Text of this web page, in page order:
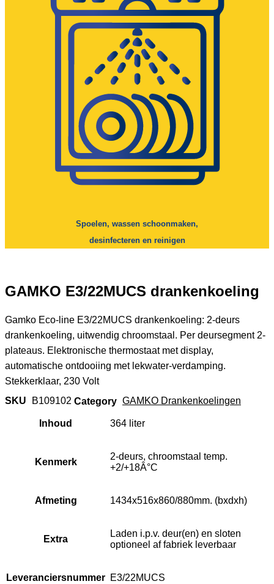
Spoelen, wassen schoonmaken,
desinfecteren en reinigen
GAMKO E3/22MUCS drankenkoeling
Gamko Eco-line E3/22MUCS drankenkoeling: 2-deurs
drankenkoeling, uitwendig chroomstaal. Per deursegment 2-
plateaus. Elektronische thermostaat met display,
automatische ontdooiing met lekwater-verdamping.
Stekkerklaar, 230 Volt
SKU
B109102 Category GAMKO Drankenkoelingen
Inhoud 364 liter
Kenmerk
2-deurs, chroomstaal temp.
+2/+18Â°C
Afmeting 1434x516x860/880mm. (bxdxh)
Extra
Laden i.p.v. deur(en) en sloten
optioneel af fabriek leverbaar
Leveranciersnummer E3/22MUCS